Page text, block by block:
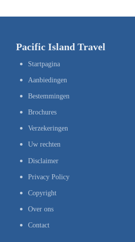
Pacific Island Travel
Startpagina
Aanbiedingen
Bestemmingen
Brochures
Verzekeringen
Uw rechten
Disclaimer
Privacy Policy
Copyright
Over ons
Contact